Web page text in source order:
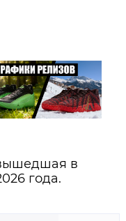
в
года.